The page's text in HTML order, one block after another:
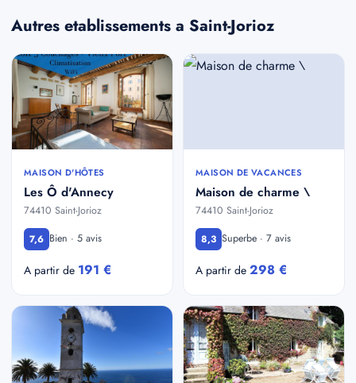
Autres etablissements a Saint-Jorioz
MAISON D'HÔTES
Les Ô d'Annecy
74410 Saint-Jorioz
7,6 Bien · 5 avis
A partir de 191 €
MAISON DE VACANCES
Maison de charme \
74410 Saint-Jorioz
8,3 Superbe · 7 avis
A partir de 298 €